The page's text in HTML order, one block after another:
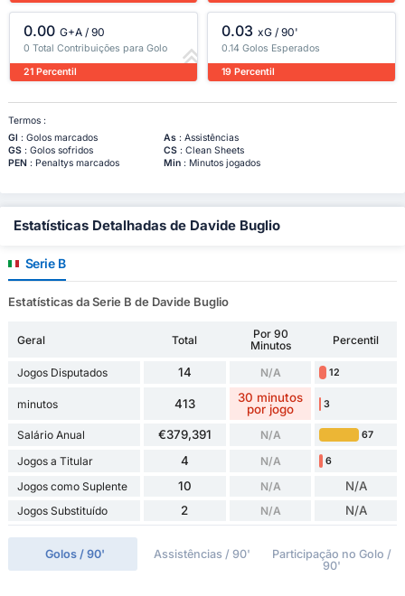
0.00 G+A / 90
0 Total Contribuições para Golo
21 Percentil
0.03 xG / 90'
0.14 Golos Esperados
19 Percentil
Termos :
Gl : Golos marcados As: Assistências
GS: Golos sofridos CS: Clean Sheets
PEN: Penaltys marcados Min: Minutos jogados
Estatísticas Detalhadas de Davide Buglio
Serie B
Estatísticas da Serie B de Davide Buglio
Geral Total
Por 90
Minutos
Percentil
Jogos Disputados 14 N/A 12
minutos 413
30 minutos
por jogo
3
Salário Anual €379,391 N/A 67
Jogos a Titular 4 N/A 6
Jogos como Suplente 10 N/A N/A
Jogos Substituído 2 N/A N/A
Golos / 90' Assistências / 90'
Participação no Golo /
90'